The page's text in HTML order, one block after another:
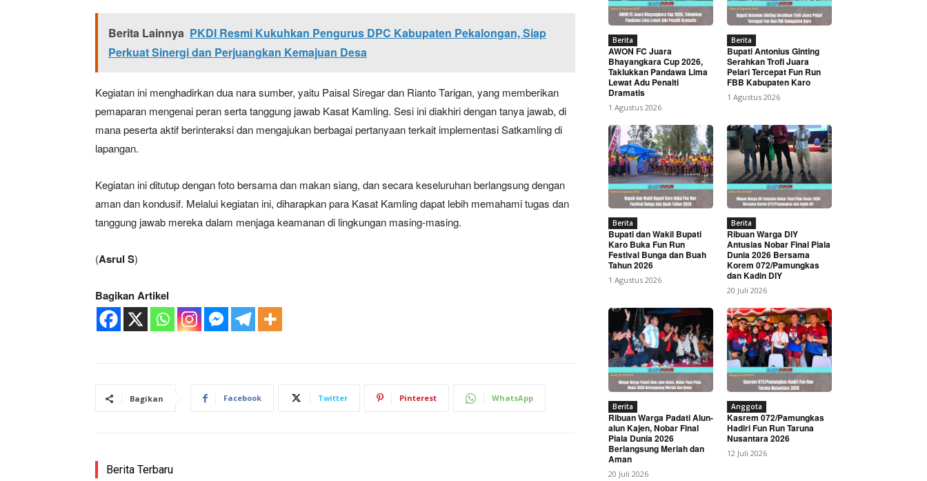
Berita Lainnya PKDI Resmi Kukuhkan Pengurus DPC Kabupaten Pekalongan, Siap
Perkuat Sinergi dan Perjuangkan Kemajuan Desa
Kegiatan ini menghadirkan dua nara sumber, yaitu Paisal Siregar dan Rianto Tarigan, yang memberikan
pemaparan mengenai peran serta tanggung jawab Kasat Kamling. Sesi ini diakhiri dengan tanya jawab, di
mana peserta aktif berinteraksi dan mengajukan berbagai pertanyaan terkait implementasi Satkamling di
lapangan.
Kegiatan ini ditutup dengan foto bersama dan makan siang, dan secara keseluruhan berlangsung dengan
aman dan kondusif. Melalui kegiatan ini, diharapkan para Kasat Kamling dapat lebih memahami tugas dan
tanggung jawab mereka dalam menjaga keamanan di lingkungan masing-masing.
(Asrul S)
Bagikan Artikel
Bagikan Facebook Twitter Pinterest WhatsApp
Berita Terbaru
Berita
AWON FC Juara
Bhayangkara Cup 2026,
Taklukkan Pandawa Lima
Lewat Adu Penalti
Dramatis
1 Agustus 2026
Berita
Bupati Antonius Ginting
Serahkan Trofi Juara
Pelari Tercepat Fun Run
FBB Kabupaten Karo
1 Agustus 2026
Berita
Bupati dan Wakil Bupati
Karo Buka Fun Run
Festival Bunga dan Buah
Tahun 2026
1 Agustus 2026
Berita
Ribuan Warga DIY
Antusias Nobar Final Piala
Dunia 2026 Bersama
Korem 072/Pamungkas
dan Kadin DIY
20 Juli 2026
Berita
Ribuan Warga Padati Alun-
alun Kajen, Nobar Final
Piala Dunia 2026
Berlangsung Meriah dan
Aman
20 Juli 2026
Anggota
Kasrem 072/Pamungkas
Hadiri Fun Run Taruna
Nusantara 2026
12 Juli 2026